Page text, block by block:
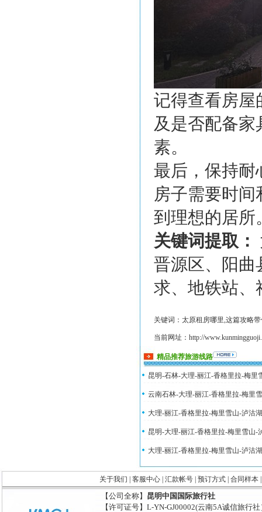
记得查看房屋
及是否配备
素。
最后，保持耐
房子需要时
到理想的居所
关键词提取：
晋源区、阳曲
求、地铁站、
关键词：太原租房哪里,这篇攻略
当前网址：http://
精品推荐旅游线路
昆明-石林-大理-丽江-香格里拉-梅里
云南石林-大理-丽江-香格里拉-梅里
大理-丽江-香格里拉-梅里雪山-泸沽
昆明-大理-丽江-香格里拉-梅里雪山-
大理-丽江-香格里拉-梅里雪山-泸沽
关于我们 客服中心| 汇款帐号| 预订方式| 合同样本
【公司全称】 昆明中国国际旅行社
【许可证号】L-YN-GJ00002(云南5A诚信旅行社